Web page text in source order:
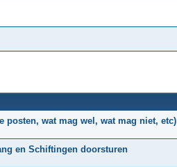
posten, wat mag wel, wat mag niet, etc)
en Schiftingen doorsturen